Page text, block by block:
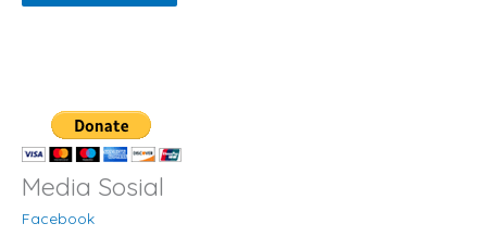
Media Sosial
Facebook